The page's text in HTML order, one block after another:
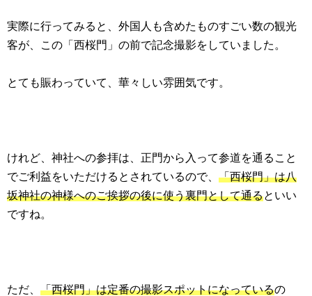
実際に行ってみると、外国人も含めたものすごい数の観光
客が、この「西桜門」の前で記念撮影をしていました。
とても賑わっていて、華々しい雰囲気です。
けれど、神社への参拝は、正門から入って参道を通ること
でご利益をいただけるとされているので、 「西桜門」は八
坂神社の神様へのご挨拶の後に使う裏門として通るといい
ですね。
ただ、 「西桜門」は定番の撮影スポットになっているの